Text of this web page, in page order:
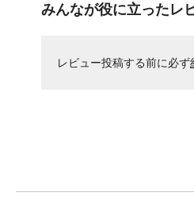
みんなが役に立ったレ
レビュー投稿する前に必ず